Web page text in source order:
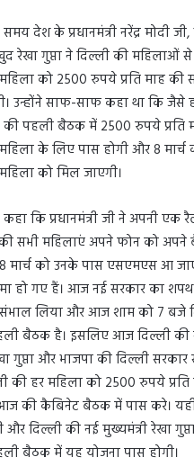
देश के प्रधानमंत्री नरेंद्र मोदी
रेखा गुप्ता ने दिल्ली की महिलाओं से
को 2500 रुपये प्रति माह की
उन्होंने साफ-साफ कहा था कि जैसे
पहली बैठक में 2500 रुपये प्रति
के लिए पास होगी और 8
को मिल जाएगी।
कि प्रधानमंत्री जी ने अपनी एक
सभी महिलाएं अपने फोन को
मार्च को उनके पास एसएमएस आ
हो गए हैं। आज नई सरकार का शपथ
संभाल लिया और आज शाम को 7 बजे
बैठक है। इसलिए आज दिल्ली
गुप्ता और भाजपा की दिल्ली
की हर महिला को 2500 रुपये
की कैबिनेट बैठक में पास करे। यही
और दिल्ली की नई मुख्यमंत्री रेखा
बैठक में यह योजना पास होगी।